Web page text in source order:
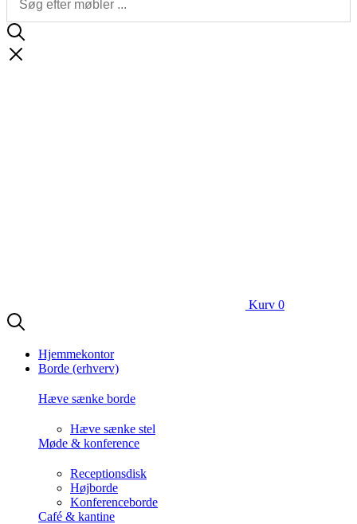
Kurv 0
Hjemmekontor
Borde (erhverv)
Hæve sænke borde
Hæve sænke stel
Møde & konference
Receptionsdisk
Højborde
Konferenceborde
Café & kantine